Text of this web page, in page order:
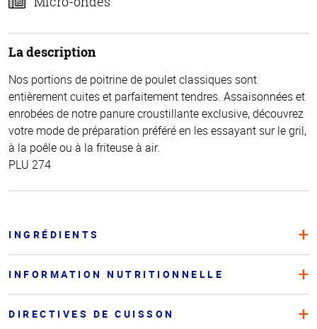
La description
Nos portions de poitrine de poulet classiques sont
entièrement cuites et parfaitement tendres. Assaisonnées et
enrobées de notre panure croustillante exclusive, découvrez
votre mode de préparation préféré en les essayant sur le gril,
à la poêle ou à la friteuse à air.
PLU 274
INGRÉDIENTS
INFORMATION NUTRITIONNELLE
DIRECTIVES DE CUISSON